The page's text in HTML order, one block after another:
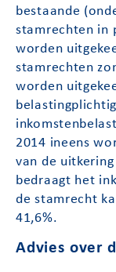
bestaande
stamrechten in
worden
stamrechten
worden
2014 ineens
van de
bedraagt het
de stamrecht
41,6%.
Advies over